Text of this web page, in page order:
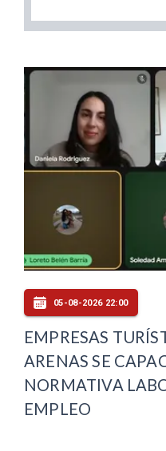
05-08-2026 22:00
EMPRESAS
ARENAS SE
NORMATIVA
EMPLEO